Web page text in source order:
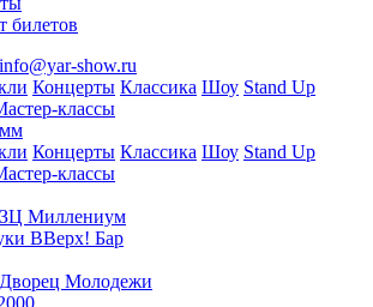
билетов
info@yar-show.ru
Концерты Классика Шоу Stand Up
классы
Концерты Классика Шоу Stand Up
классы
Миллениум
ВВерх! Бар
Дворец Молодежи